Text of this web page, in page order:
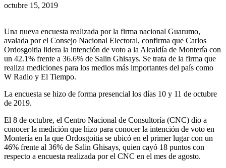
octubre 15, 2019
Una nueva encuesta realizada por la firma nacional Guarumo,
avalada por el Consejo Nacional Electoral, confirma que Carlos
Ordosgoitia lidera la intención de voto a la Alcaldía de Montería con
un 42.1% frente a 36.6% de Salin Ghisays. Se trata de la firma que
realiza mediciones para los medios más importantes del país como
W Radio y El Tiempo.
La encuesta se hizo de forma presencial los días 10 y 11 de octubre
de 2019.
El 8 de octubre, el Centro Nacional de Consultoría (CNC) dio a
conocer la medición que hizo para conocer la intención de voto en
Montería en la que Ordosgoitia se ubicó en el primer lugar con un
46% frente al 36% de Salin Ghisays, quien cayó 18 puntos con
respecto a encuesta realizada por el CNC en el mes de agosto.